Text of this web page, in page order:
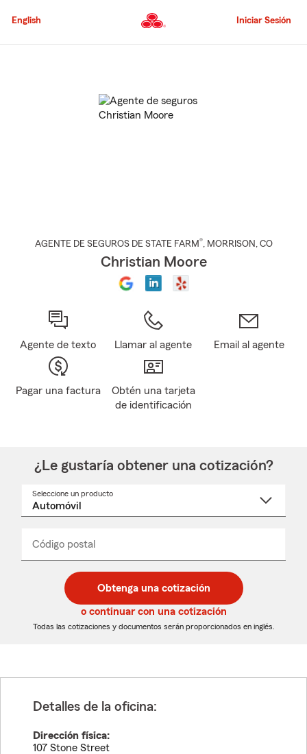
al
principal
English Iniciar Sesión
AGENTE DE SEGUROS DE STATE FARM®, MORRISON , CO
Christian Moore
Agente de texto Llamar al agente Email al agente
Pagar una factura
Obtén una tarjeta
de identificación
¿Le gustaría obtener una cotización?
Seleccione un producto
desplegable
Código postal
de
5
dígitos
de
5
dígitos
_____
Obtenga una cotización
o continuar con una cotización
Todas las cotizaciones y documentos serán proporcionados en inglés.
Detalles de la oficina:
Dirección física:
107 Stone Street